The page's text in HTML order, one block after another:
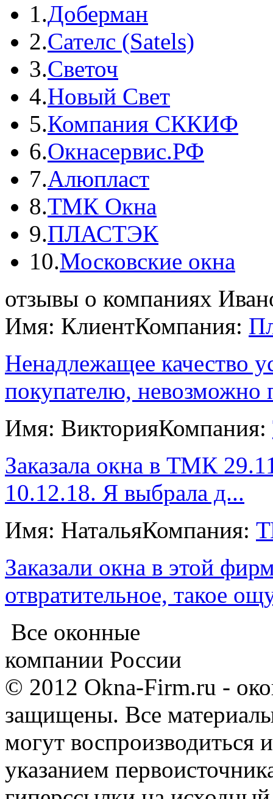
1.Доберман
2.Сателс (Satels)
3.Светоч
4.Новый Свет
5.Компания СККИФ
6.Окнасервис.РФ
7.Алюпласт
8.ТМК Окна
9.ПЛАСТЭК
10.Московские окна
отзывы о компаниях
Имя: КлиентКомпания:
Ненадлежащее качество
покупателю, невозможно
Имя: ВикторияКомпания:
Заказала окна в ТМК
10.12.18. Я выбрала д...
Имя: НатальяКомпания:
Заказали окна в этой
отвратительное, такое
Все оконные
компании России
© 2012 Okna-Firm.ru -
защищены. Все
могут воспроизводиться
указанием